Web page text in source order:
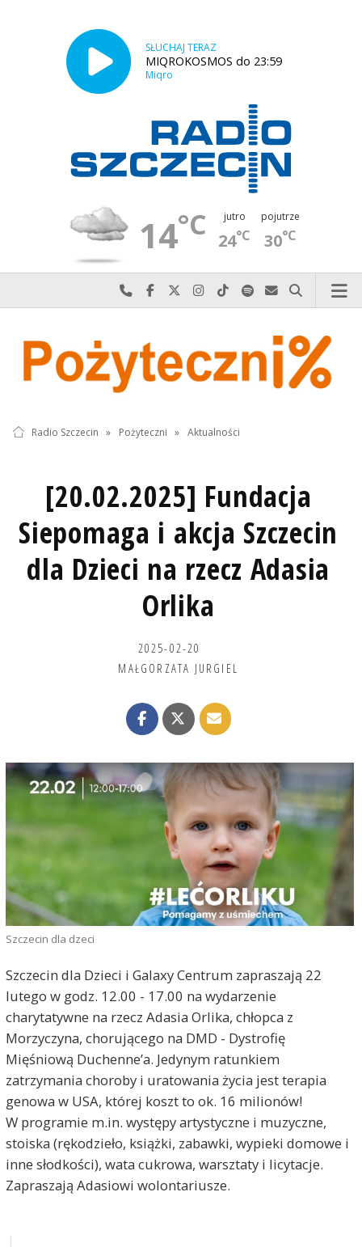
SŁUCHAJ TERAZ
MIQROKOSMOS do 23:59
Miqro
14°C jutro
24°C
pojutrze
30°C
Najlepiej po prostu do nas zadzwoń
Odwiedź nas na Facebook-u
Odwiedź nas na X
Odwiedź nas na Instagram-ie
Odwiedź nas na TikTok-u
Szukaj nas na Spotify
Wyślij do nas
Szukaj
Radio Szczecin » Pożyteczni » Aktualności
[20.02.2025] Fundacja
Siepomaga i akcja Szczecin
dla Dzieci na rzecz Adasia
Orlika
2025-02-20
MAŁGORZATA JURGIEL
Szczecin dla dzeci
Szczecin dla Dzieci i Galaxy Centrum zapraszają 22
lutego w godz. 12.00 - 17.00 na wydarzenie
charytatywne na rzecz Adasia Orlika, chłopca z
Morzyczyna, chorującego na DMD - Dystrofię
Mięśniową Duchenne’a. Jedynym ratunkiem
zatrzymania choroby i uratowania życia jest terapia
genowa w USA, której koszt to ok. 16 milionów!
W programie m.in. występy artystyczne i muzyczne,
stoiska (rękodzieło, książki, zabawki, wypieki domowe i
inne słodkości), wata cukrowa, warsztaty i licytacje.
Zapraszają Adasiowi wolontariusze.